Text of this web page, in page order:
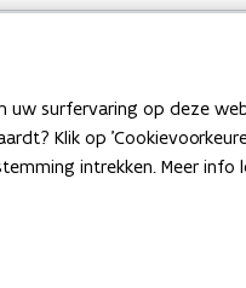
Meer informatie
Over Team Taaladvies
uw surfervaring op deze
Klik op
intrekken. Meer info